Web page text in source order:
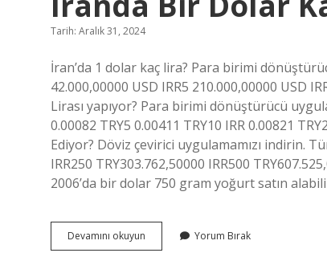
Tarih: Aralık 31, 2024
İran’da 1 dolar kaç lira? Para birimi
42.000,00000 USD IRR5 210.000,00000 USD
Lirası yapıyor? Para birimi dönüştürücü
0.00082 TRY5 0.00411 TRY10 IRR 0.00821
Ediyor? Döviz çevirici uygulamamızı indirin.
IRR250 TRY303.762,50000 IRR500
2006’da bir dolar 750 gram yoğurt satın
Devamını okuyun
Bir
Yorum Bırak